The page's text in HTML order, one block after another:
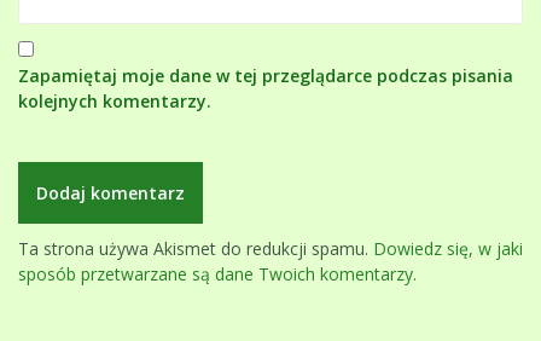
Zapamiętaj moje dane w tej przeglądarce podczas pisania
kolejnych komentarzy.
Ta strona używa Akismet do redukcji spamu. Dowiedz się, w jaki
sposób przetwarzane są dane Twoich komentarzy.